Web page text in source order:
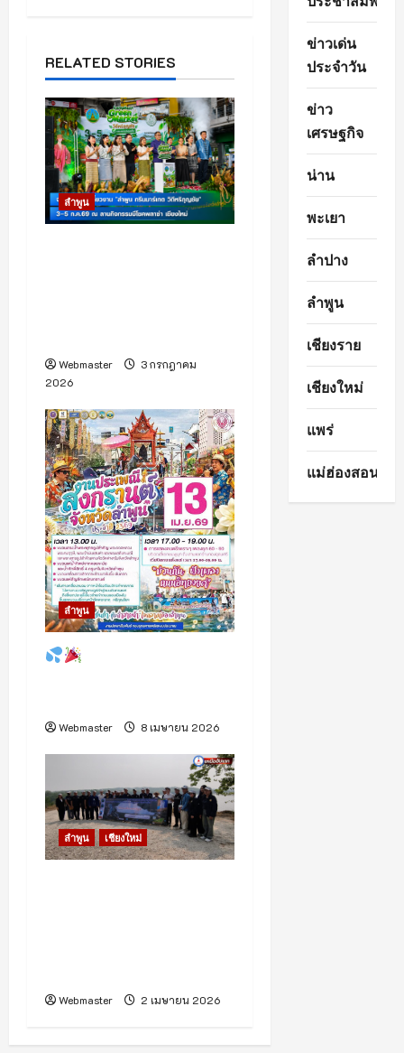
i
g
a
t
i
RELATED STORIES
ลำพูน
Webmaster
3 กรกฎาคม
2026
ลำพูน
Webmaster 8 เมษายน 2026
ลำพูน เชียงใหม่
Webmaster 2 เมษายน 2026
ข่าวเด่น
ประจำวัน
ข่าว
เศรษฐกิจ
น่าน
พะเยา
ลำปาง
ลำพูน
เชียงราย
เชียงใหม่
แพร่
แม่ฮ่องสอน